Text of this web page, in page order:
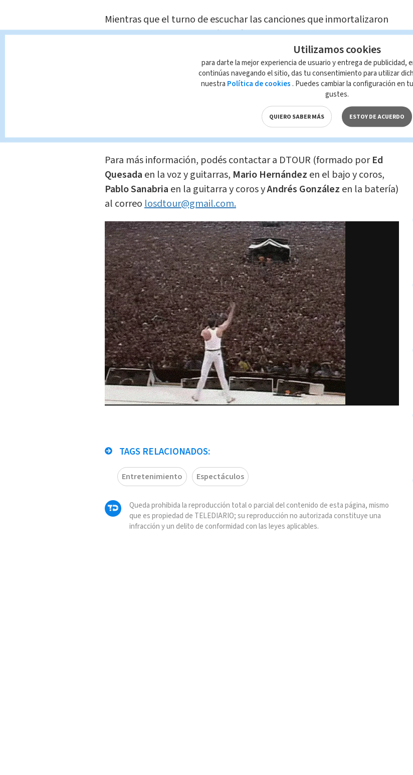
Mientras que el turno de escuchar las canciones que inmortalizaron
Freddie Mercury y compañíaserá el 12 de diciembre.
serán a las 8 p.m. en el Teatro Espressivo, ubicado
por en el centro comercial Momentum Pinares en Curridabat.
Las entradas para cada evento tendránun costo de ¢8 mil (más IVA)y
se pueden adquirir llamando al teléfono 2267-1818 o en las redes
Para más información, podés contactar a DTOUR (formado porEd
Quesada en la voz y guitarras, Mario Hernández en el bajo y coros,
Pablo Sanabria en la guitarra y coros yAndrés González en la batería)
al correolosdtour@gmail.com.
TAGS RELACIONADOS:
Entretenimiento Espectáculos
Queda prohibida la reproducción total o parcial del contenido de esta página, mismo
que es propiedad de TELEDIARIO; su reproducción no autorizada constituye una
infracción y un delito de conformidad con las leyes aplicables.
Utilizamos cookies
para darte la mejor experiencia de usuario y entrega de publicidad,
continúas navegando el sitio, das tu consentimiento para utilizar
nuestra Política de cookies . Puedes cambiar la configuración en
gustes.
QUIERO SABER MÁS ESTOY DE ACUERDO